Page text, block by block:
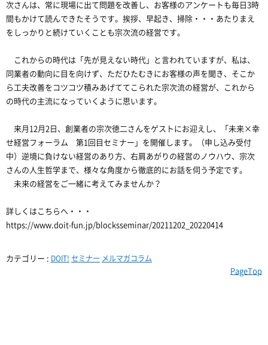
次さんは、常に現場に出て問題を改善し、お客様のアンケートも毎日3時
間もかけて読んできたそうです。挨拶、早起き、掃除・・・あたりまえ
をしっかりと続けていくことも宗次流の経営です。
これからの時代は「先が見えない時代」と言われていますが、私は、
同業者の動向に目を向けず、ただひたむきにお客様の声を聞き、そこか
ら工夫改善をコツコツ積みあげててこられた宗次流の経営が、これから
の時代の主流になっていくように思います。
来月12月2日、創業者の宗次徳二さんをゲストにお迎えし、「未来×幸
せ経営フォーラム 第1回目セミナー」を開催します。（申し込み受付
中）逆境に負けない経営のあり方、右肩あがりの経営のノウハウ、宗次
さんの人生哲学まで、様々な角度から徹底的にお話を伺う予定です。
未来の経営をご一緒に考えてみませんか？
詳しくはこちらへ・・・
https://www.doit-fun.jp/blocksseminar/20211202_20220414
カテゴリー : DOIT! セミナー メルマガコラム
PageTop